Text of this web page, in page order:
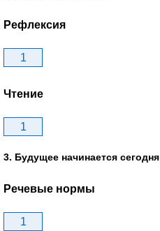
Рефлексия
1
Чтение
1
3. Будущее начинается сегодня
Речевые нормы
1